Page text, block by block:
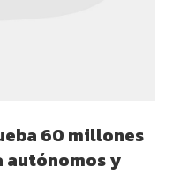
60 millones
autónomos y